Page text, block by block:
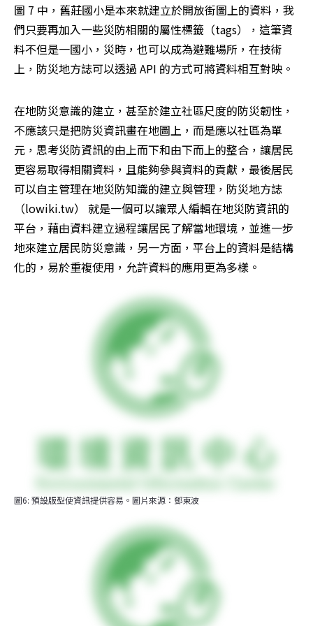
圖 7 中，舊莊國小是本來就建立於開放街圖上的資料，我
們只要再加入一些災防相關的屬性標籤（tags），這筆資
料不但是一國小，災時，也可以成為避難場所，在技術
上，防災地方誌可以透過 API 的方式可將資料相互對映。
在地防災意識的建立，甚至於建立社區尺度的防災韌性，
不應該只是把防災資訊畫在地圖上，而是應以社區為單
元，思考災防資訊的由上而下和由下而上的整合，讓居民
更容易取得相關資料，且能夠參與資料的貢獻，最後居民
可以自主管理在地災防知識的建立與管理，防災地方誌
（lowiki.tw） 就是一個可以讓眾人編輯在地災防資訊的
平台，藉由資料建立過程讓居民了解當地環境，並進一步
地來建立居民防災意識，另一方面，平台上的資料是結構
化的，易於重複使用，允許資料的應用更為多樣。
圖6: 預設版型使資訊提供容易。圖片來源：鄧東波